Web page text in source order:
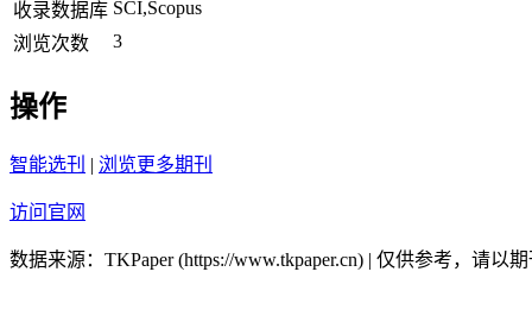
收录数据库 SCI,Scopus
浏览次数
3
操作
智能选刊 | 浏览更多期刊
访问官网
数据来源：TKPaper (https://www.tkpaper.cn) | 仅供参考，请以